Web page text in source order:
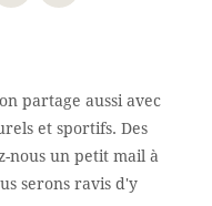
partage aussi avec
et sportifs. Des
nous un petit mail à
serons ravis d'y